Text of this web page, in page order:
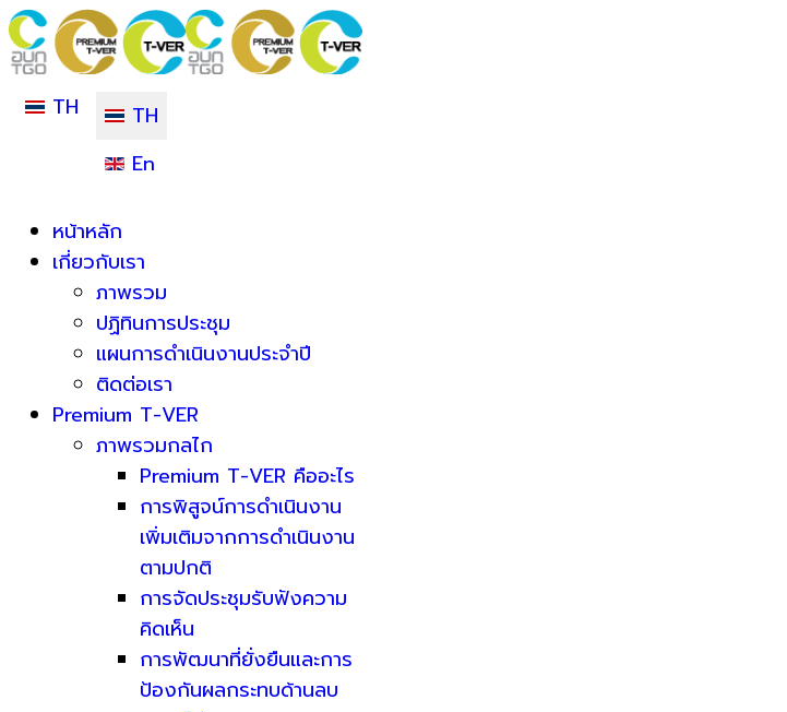
TH
TH
En
หน้าหลัก
เกี่ยวกับเรา
ภาพรวม
ปฏิทินการประชุม
แผนการดำเนินงานประจำปี
ติดต่อเรา
Premium T-VER
ภาพรวมกลไก
Premium T-VER คืออะไร
การพิสูจน์การดำเนินงาน
เพิ่มเติมจากการดำเนินงาน
ตามปกติ
การจัดประชุมรับฟังความ
คิดเห็น
การพัฒนาที่ยั่งยืนและการ
ป้องกันผลกระทบด้านลบ